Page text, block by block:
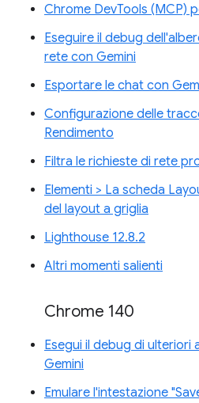
Chrome DevTools (MCP)
Eseguire il debug
rete con Gemini
Esportare le chat con
Configurazione delle
Rendimento
Filtra le richieste di rete
Elementi > La scheda
del layout a griglia
Lighthouse 12.8.2
Altri momenti salienti
Chrome 140
Esegui il debug di
Gemini
Emulare l'intestazione